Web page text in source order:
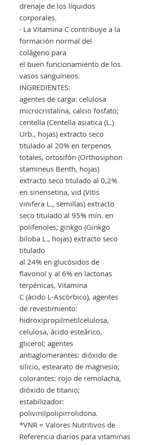
drenaje de los líquidos
corporales.
· La Vitamina C contribuye a la
formación normal del
colágeno para
el buen funcionamiento de los
vasos sanguíneos.
INGREDIENTES:
agentes de carga: celulosa
microcristalina, calcio fosfato;
centella (Centella asiatica (L.)
Urb., hojas) extracto seco
titulado al 20% en terpenos
totales, ortosifón (Orthosiphon
stamineus Benth, hojas)
extracto seco titulado al 0,2%
en sinensetina, vid (Vitis
vinifera L., semillas) extracto
seco titulado al 95% mín. en
polifenoles; ginkgo (Ginkgo
biloba L., hojas) extracto seco
titulado
al 24% en glucósidos de
flavonol y al 6% en lactonas
terpénicas, Vitamina
C (ácido L-Ascórbico), agentes
de revestimiento:
hidroxipropilmetilcelulosa,
celulosa, ácido esteárico,
glicerol; agentes
antiaglomerantes: dióxido de
silicio, estearato de magnesio;
colorantes: rojo de remolacha,
dióxido de titanio;
estabilizador:
polivinilpolipirrolidona.
*VNR = Valores Nutritivos de
Referencia diarios para vitaminas